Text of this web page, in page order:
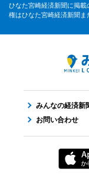
ひなた宮崎経済新聞に掲
権はひなた宮崎経済新聞ま
みんなの経済新
お問い合わせ